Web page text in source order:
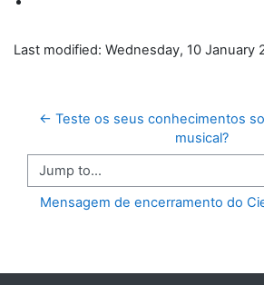
Last modified: Wednesday, 10 January
← Teste os seus conhecimentos
musical?
Jump to...
Mensagem de encerramento do